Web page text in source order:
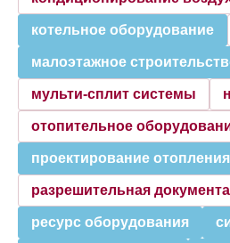
котельное оборудование
малоэтажное
мульти-сплит системы
отопительное
проектирование отопления
разрешительная
ресурс оборудования